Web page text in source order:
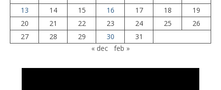
13
14 15 16 17 18
19
20
21 22 23 24 25
26
27
28 29 30
31
« dec
feb »